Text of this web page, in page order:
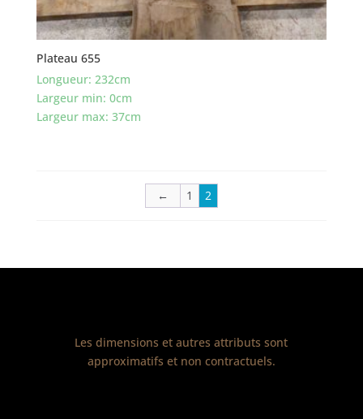
Plateau 655
Longueur: 232cm
Largeur min: 0cm
Largeur max: 37cm
← 1 2
Les dimensions et autres attributs sont
approximatifs et non contractuels.